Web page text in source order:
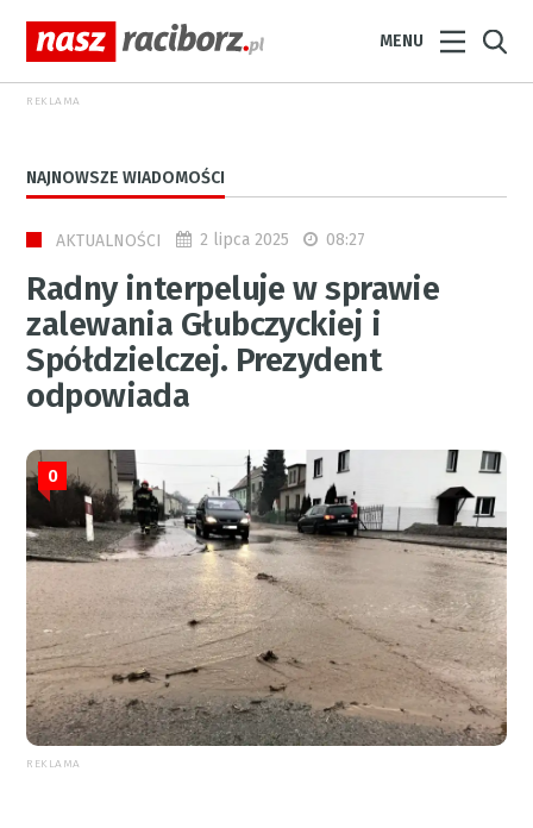
MENU
REKLAMA
NAJNOWSZE WIADOMOŚCI
AKTUALNOŚCI 2 lipca 2025 08:27
Radny interpeluje w sprawie
zalewania Głubczyckiej i
Spółdzielczej. Prezydent
odpowiada
0
REKLAMA